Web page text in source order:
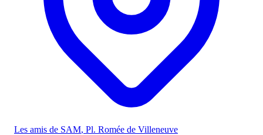
Les amis de SAM, Pl. Romée de Villeneuve